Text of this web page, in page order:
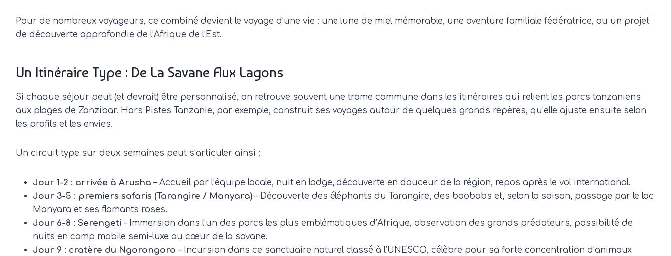
Pour de nombreux voyageurs, ce combiné devient le voyage d’une vie : une lune de miel mémorable, une aventure familiale fédératrice, ou un projet
de découverte approfondie de l’Afrique de l’Est.
Un Itinéraire Type : De La Savane Aux Lagons
Si chaque séjour peut (et devrait) être personnalisé, on retrouve souvent une trame commune dans les itinéraires qui relient les parcs tanzaniens
aux plages de Zanzibar. Hors Pistes Tanzanie, par exemple, construit ses voyages autour de quelques grands repères, qu’elle ajuste ensuite selon
les profils et les envies.
Un circuit type sur deux semaines peut s’articuler ainsi :
Jour 1-2 : arrivée à Arusha – Accueil par l’équipe locale, nuit en lodge, découverte en douceur de la région, repos après le vol international.
Jour 3-5 : premiers safaris (Tarangire / Manyara) – Découverte des éléphants du Tarangire, des baobabs et, selon la saison, passage par le lac
Manyara et ses flamants roses.
Jour 6-8 : Serengeti – Immersion dans l’un des parcs les plus emblématiques d’Afrique, observation des grands prédateurs, possibilité de
nuits en camp mobile semi-luxe au cœur de la savane.
Jour 9 : cratère du Ngorongoro – Incursion dans ce sanctuaire naturel classé à l’UNESCO, célèbre pour sa forte concentration d’animaux